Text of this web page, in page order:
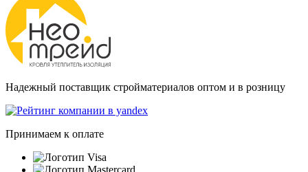
Надежный поставщик стройматериалов оптом и в розницу
Принимаем к оплате